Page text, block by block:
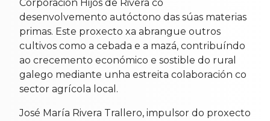
Corporación Hijos de Rivera co
desenvolvemento autóctono das súas materias
primas. Este proxecto xa abrangue outros
cultivos como a cebada e a mazá, contribuíndo
ao crecemento económico e sostible do rural
galego mediante unha estreita colaboración co
sector agrícola local.
José María Rivera Trallero, impulsor do proxecto